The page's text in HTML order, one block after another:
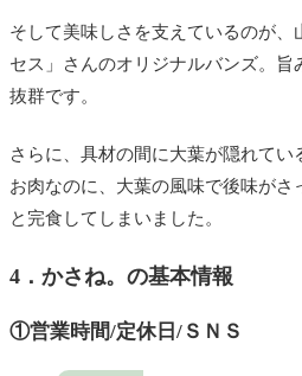
そして美味しさを支えているのが、
セス」さんのオリジナルバンズ。旨
抜群です。
さらに、具材の間に大葉が隠れてい
お肉なのに、大葉の風味で後味がさ
と完食してしまいました。
4．かさね。の基本情報
①営業時間/定休日/ＳＮＳ